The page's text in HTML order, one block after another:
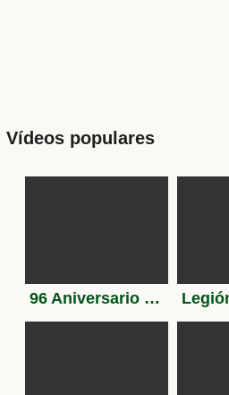
Vídeos populares
96 Aniversario de la Fundación de La Legión. Tercio Gran Capitán 1º de La Legión (Melilla)